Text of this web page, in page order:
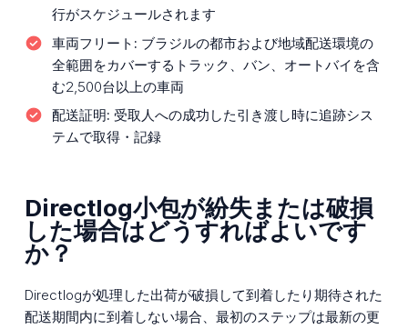
行がスケジュールされます
車両フリート: ブラジルの都市および地域配送環境の
全範囲をカバーするトラック、バン、オートバイを含
む2,500台以上の車両
配送証明: 受取人への成功した引き渡し時に追跡シス
テムで取得・記録
Directlog小包が紛失または破損
した場合はどうすればよいです
か？
Directlogが処理した出荷が破損して到着したり期待された
配送期間内に到着しない場合、最初のステップは最新の更